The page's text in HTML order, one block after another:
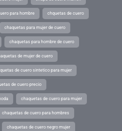
para hombre chquetas de cuero
chaquetas para mujer de cuero
chaquetas para hombre de cuero
de mujer de cuero
de cuero sintetico para mujer
de cuero precio
chaquetas de cuero para mujer
chaquetas de cuero para hombres
chaquetas de cuero negro mujer